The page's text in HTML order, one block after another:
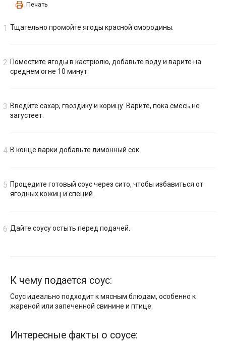
Печать
Тщательно промойте ягоды красной смородины.
Поместите ягоды в кастрюлю, добавьте воду и варите на
среднем огне 10 минут.
Введите сахар, гвоздику и корицу. Варите, пока смесь не
загустеет.
В конце варки добавьте лимонный сок.
Процедите готовый соус через сито, чтобы избавиться от
ягодных кожиц и специй.
Дайте соусу остыть перед подачей.
К чему подается соус:
Соус идеально подходит к мясным блюдам, особенно к
жареной или запеченной свинине и птице.
Интересные факты о соусе: